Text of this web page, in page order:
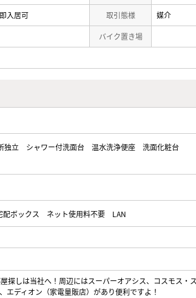
即入居可 取引態様 媒介
バイク置き場
独立 シャワー付洗面台 温水洗浄便座
洗面化粧台
配ボックス ネット使用料不要 LAN
探しは当社へ！周辺にはスーパーオアシス、コスモス・
エディオン（家電量販店）があり便利ですよ！